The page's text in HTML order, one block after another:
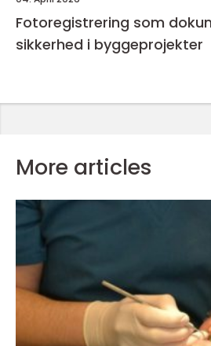
Fotoregistrering som
sikkerhed i byggeprojekter
More articles